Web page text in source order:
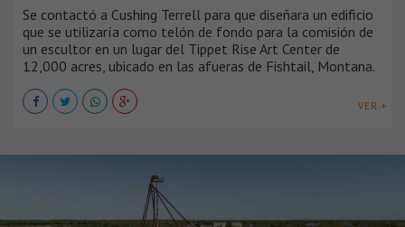
Se contactó a Cushing Terrell para que diseñara un edificio
que se utilizaría como telón de fondo para la comisión de
un escultor en un lugar del Tippet Rise Art Center de
12,000 acres, ubicado en las afueras de Fishtail, Montana.
VER +